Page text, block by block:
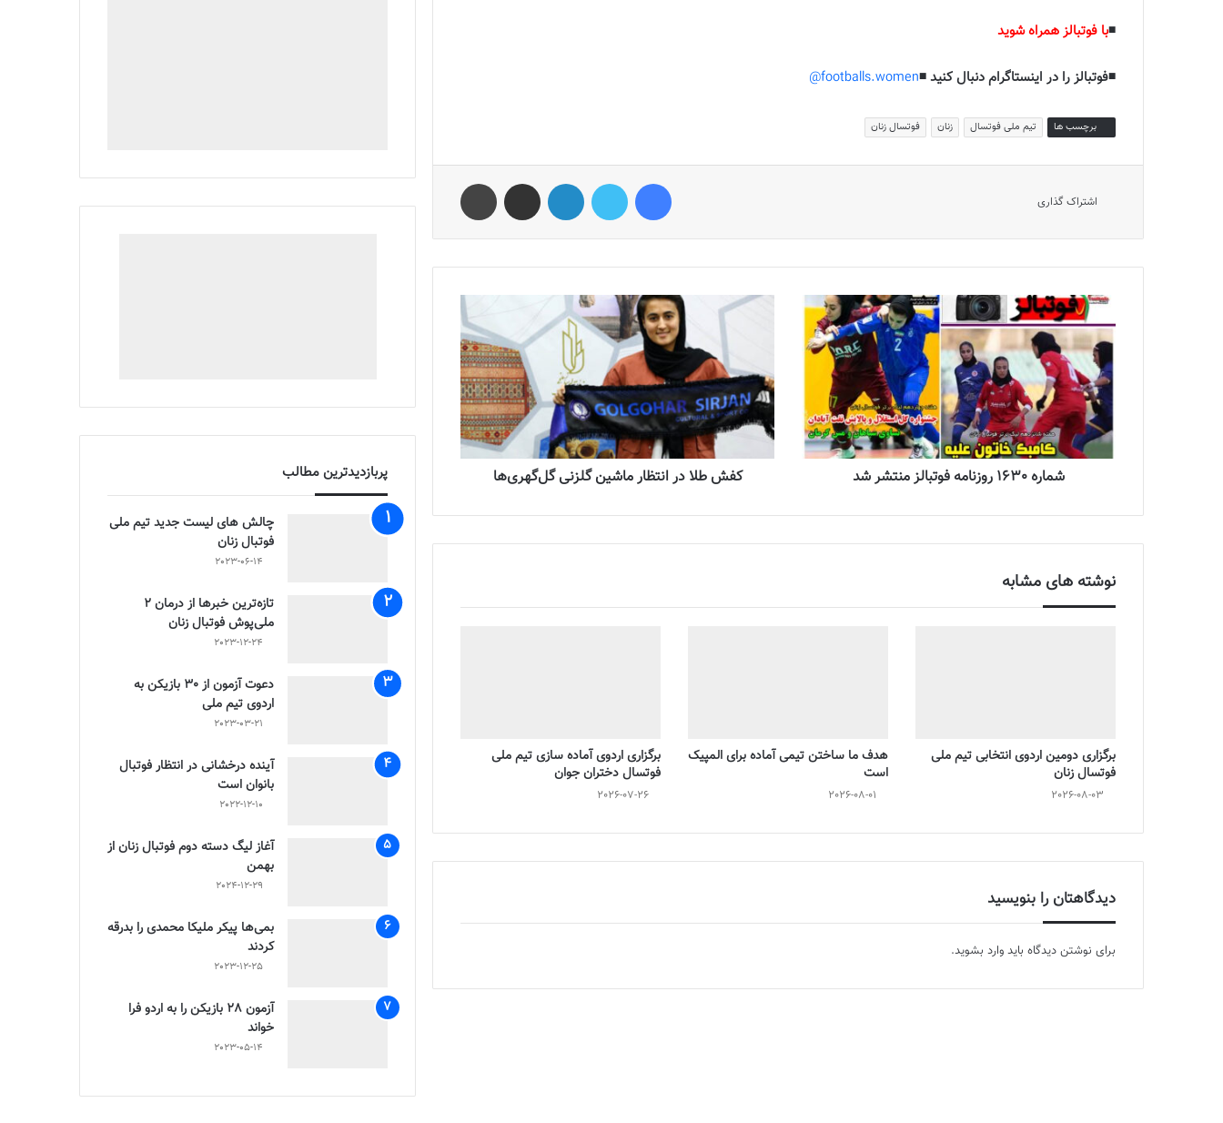
◾️با فوتبالز همراه شوید
◾️فوتبالز را در اینستاگرام دنبال کنید ◾️footballs.women@
برچسب ها تیم ملی فوتسال زنان فوتسال زنان
اشتراک گذاری
شماره 1630 روزنامه فوتبالز منتشر شد کفش طلا در انتظار ماشین گلزنی گل‌گهری‌ها
نوشته های مشابه
برگزاری دومین اردوی انتخابی تیم ملی
فوتسال زنان
2026-08-03
هدف ما ساختن تیمی آماده برای المپیک
است
2026-08-01
برگزاری اردوی آماده سازی تیم ملی
فوتسال دختران جوان
2026-07-26
دیدگاهتان را بنویسید
برای نوشتن دیدگاه باید وارد بشوید.
پربازدیدترین مطالب
چالش هاى ليست جدید تيم ملى
فوتبال زنان
2023-06-14
تازه‌ترین خبرها از درمان ۲
ملی‌پوش فوتبال زنان
2023-12-24
دعوت آزمون از 30 بازیکن به
اردوی تیم ملی
2023-03-21
آینده درخشانی در انتظار فوتبال
بانوان است
2022-12-10
آغاز لیگ دسته دوم فوتبال زنان از
بهمن
2024-12-29
بمی‌ها پیکر ملیکا محمدی را بدرقه
کردند
2023-12-25
آزمون 28 بازیکن را به اردو فرا
خواند
2023-05-14